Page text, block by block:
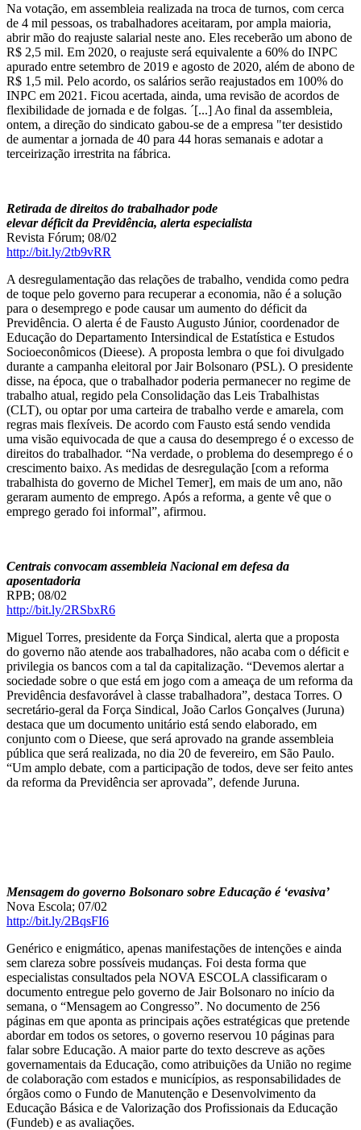
Na votação, em assembleia realizada na troca de turnos, com cerca
de 4 mil pessoas, os trabalhadores aceitaram, por ampla maioria,
abrir mão do reajuste salarial neste ano. Eles receberão um abono de
R$ 2,5 mil. Em 2020, o reajuste será equivalente a 60% do INPC
apurado entre setembro de 2019 e agosto de 2020, além de abono de
R$ 1,5 mil. Pelo acordo, os salários serão reajustados em 100% do
INPC em 2021. Ficou acertada, ainda, uma revisão de acordos de
flexibilidade de jornada e de folgas. ´[...] Ao final da assembleia,
ontem, a direção do sindicato gabou-se de a empresa "ter desistido
de aumentar a jornada de 40 para 44 horas semanais e adotar a
terceirização irrestrita na fábrica.
Retirada de direitos do trabalhador pode
elevar déficit da Previdência, alerta especialista
Revista Fórum; 08/02
http://bit.ly/2tb9vRR
A desregulamentação das relações de trabalho, vendida como pedra
de toque pelo governo para recuperar a economia, não é a solução
para o desemprego e pode causar um aumento do déficit da
Previdência. O alerta é de Fausto Augusto Júnior, coordenador de
Educação do Departamento Intersindical de Estatística e Estudos
Socioeconômicos (Dieese). A proposta lembra o que foi divulgado
durante a campanha eleitoral por Jair Bolsonaro (PSL). O presidente
disse, na época, que o trabalhador poderia permanecer no regime de
trabalho atual, regido pela Consolidação das Leis Trabalhistas
(CLT), ou optar por uma carteira de trabalho verde e amarela, com
regras mais flexíveis. De acordo com Fausto está sendo vendida
uma visão equivocada de que a causa do desemprego é o excesso de
direitos do trabalhador. “Na verdade, o problema do desemprego é o
crescimento baixo. As medidas de desregulação [com a reforma
trabalhista do governo de Michel Temer], em mais de um ano, não
geraram aumento de emprego. Após a reforma, a gente vê que o
emprego gerado foi informal”, afirmou.
Centrais convocam assembleia Nacional em defesa da
aposentadoria
RPB; 08/02
http://bit.ly/2RSbxR6
Miguel Torres, presidente da Força Sindical, alerta que a proposta
do governo não atende aos trabalhadores, não acaba com o déficit e
privilegia os bancos com a tal da capitalização. “Devemos alertar a
sociedade sobre o que está em jogo com a ameaça de um reforma da
Previdência desfavorável à classe trabalhadora”, destaca Torres. O
secretário-geral da Força Sindical, João Carlos Gonçalves (Juruna)
destaca que um documento unitário está sendo elaborado, em
conjunto com o Dieese, que será aprovado na grande assembleia
pública que será realizada, no dia 20 de fevereiro, em São Paulo.
“Um amplo debate, com a participação de todos, deve ser feito antes
da reforma da Previdência ser aprovada”, defende Juruna.
Mensagem do governo Bolsonaro sobre Educação é ‘evasiva’
Nova Escola; 07/02
http://bit.ly/2BqsFI6
Genérico e enigmático, apenas manifestações de intenções e ainda
sem clareza sobre possíveis mudanças. Foi desta forma que
especialistas consultados pela NOVA ESCOLA classificaram o
documento entregue pelo governo de Jair Bolsonaro no início da
semana, o “Mensagem ao Congresso”. No documento de 256
páginas em que aponta as principais ações estratégicas que pretende
abordar em todos os setores, o governo reservou 10 páginas para
falar sobre Educação. A maior parte do texto descreve as ações
governamentais da Educação, como atribuições da União no regime
de colaboração com estados e municípios, as responsabilidades de
órgãos como o Fundo de Manutenção e Desenvolvimento da
Educação Básica e de Valorização dos Profissionais da Educação
(Fundeb) e as avaliações.